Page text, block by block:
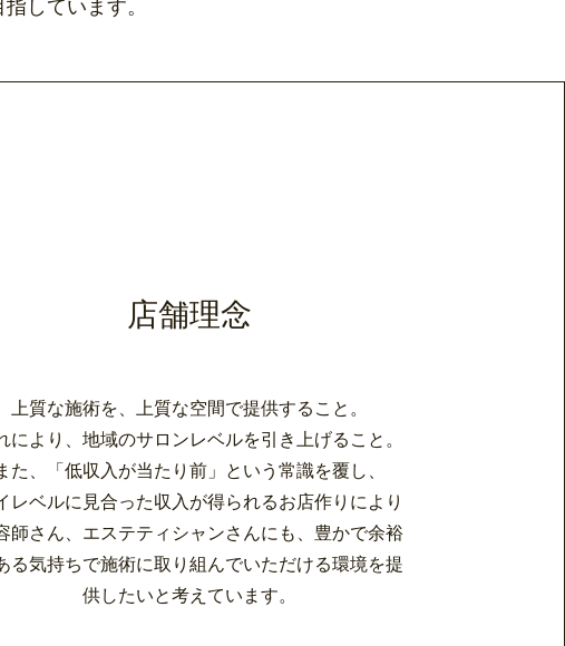
しています。
店舗理念
上質な施術を、上質な空間で提供すること。
により、地域のサロンレベルを引き上げること。
た、「低収入が当たり前」という常識を覆し、
レベルに見合った収入が得られるお店作りにより
師さん、エステティシャンさんにも、豊かで余裕
る気持ちで施術に取り組んでいただける環境を提
供したいと考えています。